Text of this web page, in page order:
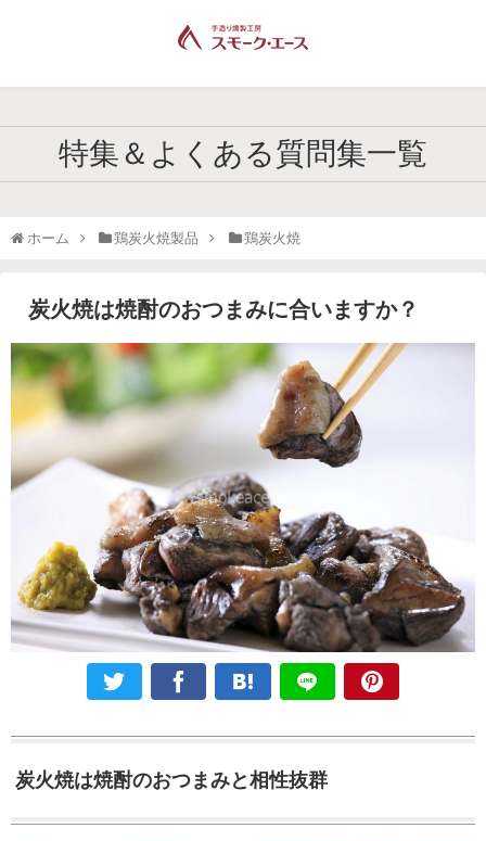
特集＆よくある質問集一覧
ホーム 鶏炭火焼製品 鶏炭火焼
炭火焼は焼酎のおつまみに合いますか？
炭火焼は焼酎のおつまみと相性抜群